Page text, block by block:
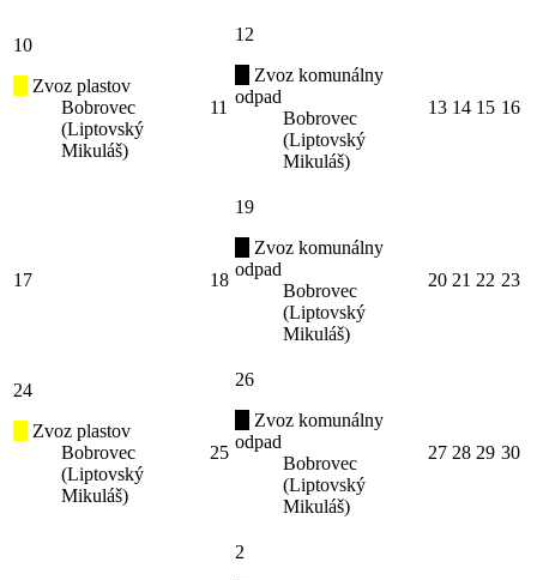
10
Zvoz plastov
Bobrovec
(Liptovský
Mikuláš)
11
12
Zvoz komunálny
odpad
Bobrovec
(Liptovský
Mikuláš)
13 14 15 16
17 18
19
Zvoz komunálny
odpad
Bobrovec
(Liptovský
Mikuláš)
20 21 22 23
24
Zvoz plastov
Bobrovec
(Liptovský
Mikuláš)
25
26
Zvoz komunálny
odpad
Bobrovec
(Liptovský
Mikuláš)
27 28 29 30
2